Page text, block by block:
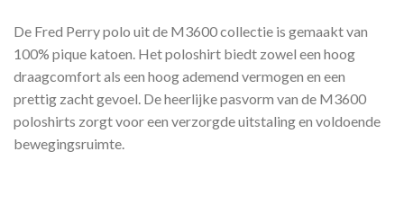
De Fred Perry polo uit de M3600 collectie is gemaakt van
100% pique katoen. Het poloshirt biedt zowel een hoog
draagcomfort als een hoog ademend vermogen en een
prettig zacht gevoel. De heerlijke pasvorm van de M3600
poloshirts zorgt voor een verzorgde uitstaling en voldoende
bewegingsruimte.